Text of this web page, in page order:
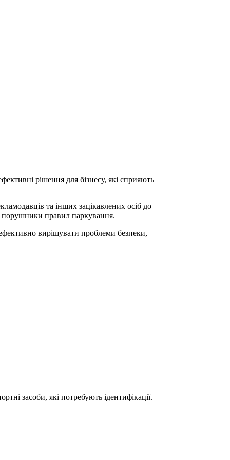
рішення для бізнесу, які сприяють
та інших зацікавлених осіб до
порушники правил паркування.
вирішувати проблеми безпеки,
засоби, які потребують ідентифікації.